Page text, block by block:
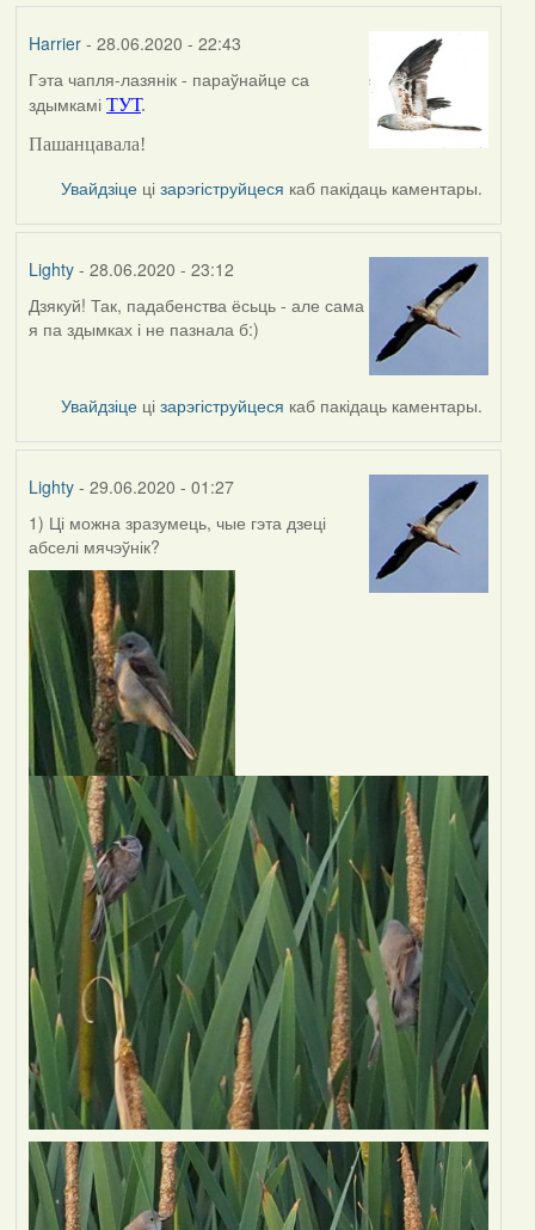
Harrier- 28.06.2020 - 22:43
In
reply
to
Lighty
Гэта чапля-лазянік - параўнайце са
здымкамі ТУТ.
Пашанцавала!
Увайдзіце цізарэгіструйцеся каб пакідаць каментары.
Lighty- 28.06.2020 - 23:12
In
reply
Harrier
Дзякуй! Так, падабенства ёсьць - але сама
я па здымках і не пазнала б:)
Увайдзіце цізарэгіструйцеся каб пакідаць каментары.
Lighty- 29.06.2020 - 01:27
1) Ці можна зразумець, чые гэта дзеці
абселі мячэўнік?